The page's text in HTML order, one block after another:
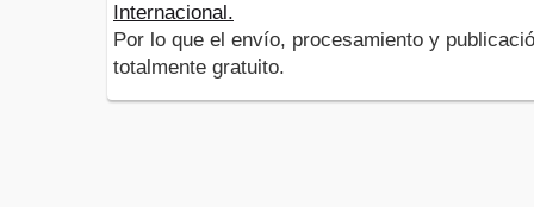
Internacional.
Por lo que el envío, procesamiento y
totalmente gratuito.